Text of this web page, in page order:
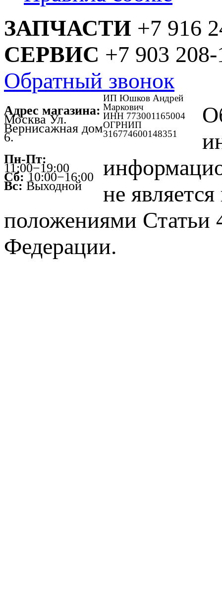
ЗАПЧАСТИ +7 916
СЕРВИС +7 903
Обратный звонок
Адрес магазина:
Москва Ул.
Вернисажная дом
6.
Пн-Пт:
11:00−19:00
Сб:10:00−16:00
Вс: Выходной
ИП Юшков Андрей
Маркович
ИНН 773001165004
ОГРНИП
316774600148351
не
положениями Статьи
Федерации.